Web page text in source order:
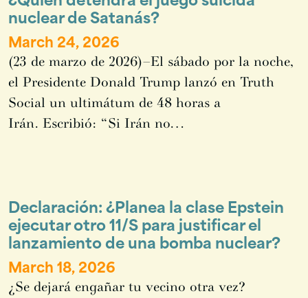
nuclear de Satanás?
March 24, 2026
(23 de marzo de 2026)–El sábado por la noche,
el Presidente Donald Trump lanzó en Truth
Social un ultimátum de 48 horas a
Irán. Escribió: “Si Irán no…
Declaración: ¿Planea la clase Epstein
ejecutar otro 11/S para justificar el
lanzamiento de una bomba nuclear?
March 18, 2026
¿Se dejará engañar tu vecino otra vez?